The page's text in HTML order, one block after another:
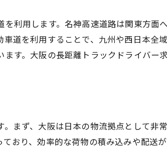
の取得
ワーク構築
利用します。名神高速道路は関東方面
道を利用することで、九州や西日本全
す。大阪の長距離トラックドライバー
まず、大阪は日本の物流拠点として非
おり、効率的な荷物の積み込みや配送